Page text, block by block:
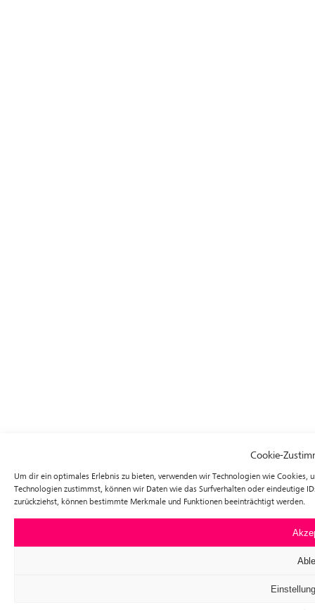
Cookie-
Um dir ein optimales Erlebnis zu bieten, verwenden wir Technologien wie
Technologien zustimmst, können wir Daten wie das Surfverhalten oder eindeutige
zurückziehst, können bestimmte Merkmale und Funktionen beeinträchtigt werden.